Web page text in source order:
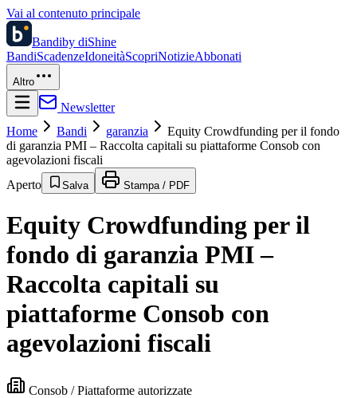
Vai al contenuto principale
Bandiby diShine
BandiScadenzeIdoneitàScopriNotizieAbbonati
Altro
Newsletter
Home
Bandi garanzia
Equity Crowdfunding per il fondo
di garanzia PMI – Raccolta capitali su piattaforme Consob con
agevolazioni fiscali
Aperto
Salva Stampa / PDF
Equity Crowdfunding per il
fondo di garanzia PMI –
Raccolta capitali su
piattaforme Consob con
agevolazioni fiscali
Consob / Piattaforme autorizzate